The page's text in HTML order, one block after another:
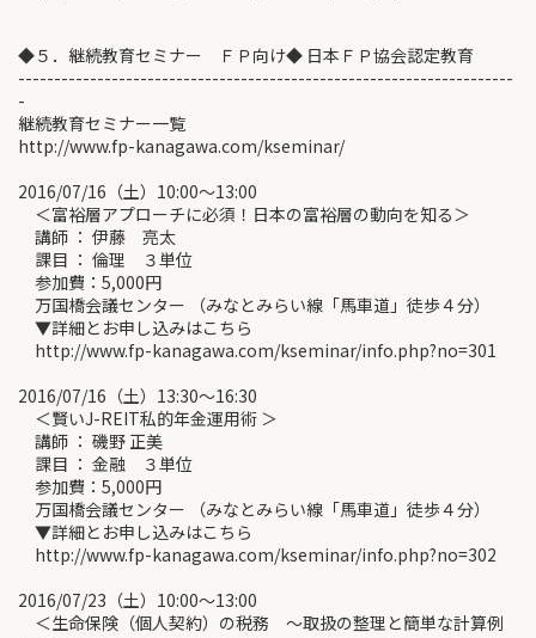
◆５．継続教育セミナー ＦＰ向け◆ 日本ＦＰ協会認定教育
---------------------------------------------------------------------
-
継続教育セミナー一覧
http://www.fp-kanagawa.com/kseminar/
2016/07/16（土）10:00～13:00
＜富裕層アプローチに必須！日本の富裕層の動向を知る＞
講師 ： 伊藤 亮太
課目 ： 倫理 ３単位
参加費：5,000円
万国橋会議センター （みなとみらい線「馬車道」徒歩４分）
▼詳細とお申し込みはこちら
http://www.fp-kanagawa.com/kseminar/info.php?no=301
2016/07/16（土）13:30～16:30
＜賢いJ-REIT私的年金運用術 ＞
講師 ： 磯野 正美
課目 ： 金融 ３単位
参加費：5,000円
万国橋会議センター （みなとみらい線「馬車道」徒歩４分）
▼詳細とお申し込みはこちら
http://www.fp-kanagawa.com/kseminar/info.php?no=302
2016/07/23（土）10:00～13:00
＜生命保険（個人契約）の税務 ～取扱の整理と簡単な計算例